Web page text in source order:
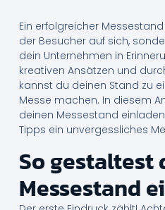
Ein erfolgreicher
der Besucher auf sich,
dein Unternehmen in
kreativen Ansätzen und
kannst du deinen Stand zu
Messe machen. In diesem
deinen Messestand
Tipps ein unvergessliches
So gestaltest
Messestand